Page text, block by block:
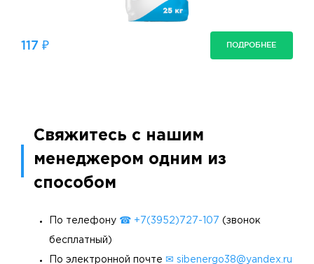
117 ₽ ПОДРОБНЕЕ
Свяжитесь с нашим
менеджером одним из
способом
По телефону ☎ +7(3952)727-107 (звонок
бесплатный)
По электронной почте ✉ sibenergo38@yandex.ru